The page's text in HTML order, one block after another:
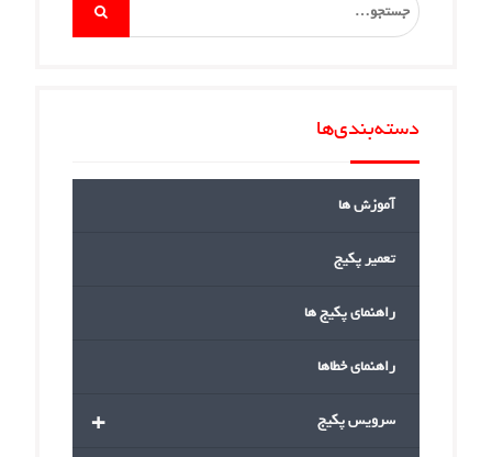
for:
دسته‌بندی‌ها
آموزش ها
تعمیر پکیج
راهنمای پکیج ها
راهنمای خطاها
+ سرویس پکیج